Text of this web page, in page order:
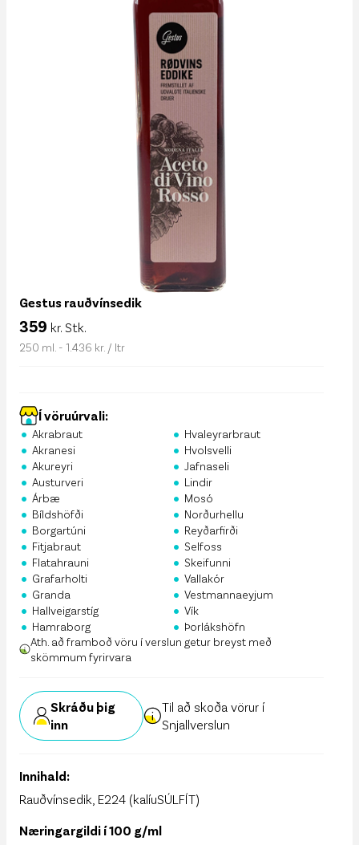
Gestus rauðvínsedik
359 kr. Stk.
250 ml. - 1.436 kr. / ltr
Í vöruúrvali:
• Akrabraut
• Akranesi
• Akureyri
• Austurveri
• Árbæ
• Bíldshöfði
• Borgartúni
• Fitjabraut
• Flatahrauni
• Grafarholti
• Granda
• Hallveigarstíg
• Hamraborg
• Hvaleyrarbraut
• Hvolsvelli
• Jafnaseli
• Lindir
• Mosó
• Norðurhellu
• Reyðarfirði
• Selfoss
• Skeifunni
• Vallakór
• Vestmannaeyjum
• Vík
• Þorlákshöfn
Ath. að framboð vöru í verslun getur breyst með
skömmum fyrirvara
Skráðu þig
inn
Til að skoða vörur í
Snjallverslun
Innihald:
Rauðvínsedik, E224 (kalíuSÚLFÍT)
Næringargildi í 100 g/ml